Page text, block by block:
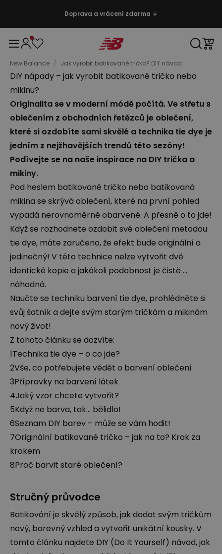
Doprava a vrácení zdarma ↓
New Balance / Jak vyrobit batikované tričko? DIY návod
DIY nápady – jak vyrobit batikované tričko nebo
mikinu?
Originalita se v moderní módě počítá. Ve střetu s
oblečením z obchodních řetězců je oblečení,
které si ozdobíte sami skvělé a technika tie dye je
jedním z nejžhavějších trendů této sezóny!
Podívejte se na naše inspirace na DIY trička a
mikiny.
Pod heslem batikované tričko nebo batikovaná
mikina se skrývá oblečení, které na první pohled
vypadá nerovnoměrně obarvené. A přesně o to jde!
Když se rozhodnete ozdobit své oblečení metodou
tie dye, máte zaručeno, že efekt bude originální a
jedinečný! V této technice nelze vytvořit dvě
identické kopie a jakákoli podobnost je čistě ...
náhodná.
Naučte se techniku barvení tie dye, prohlédněte si
svůj šatník a dejte svým starým tričkám a mikinám
nový život!
Z tohoto článku se dozvíte:
1Technika tie dye – o co jde?
2Vše, co potřebujete vědět o barvení oblečení
3Přípravky na barvení látek
4Jaký vzor chcete vytvořit?
5Když ne barva, tak... bělidlo!
6Seznam DIY barev – může se vám hodit!
7Originální batikované tričko – jak na to? Krok za
krokem
8Proč barvit staré oblečení?
Stručný průvodce
Batikování je skvělý způsob, jak dodat svým tričkům
nový, barevný vzhled a vytvořit unikátní kousky. V
tomto článku najdete DIY (Do It Yourself) návod, jak